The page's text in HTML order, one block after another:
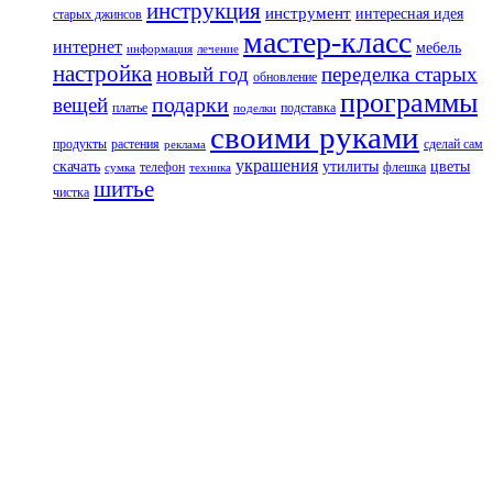
старых джинсов инструкция инструмент интересная идея
интернет информация лечение мастер-класс мебель
настройка новый год обновление переделка старых
вещей платье подарки поделки подставка программы
продукты растения реклама своими руками сделай сам
скачать сумка телефон техника украшения утилиты флешка цветы
чистка шитье